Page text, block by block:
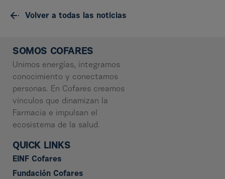
Volver a todas las noticias
SOMOS COFARES
Unimos energías, integramos
conocimiento y conectamos
personas. En Cofares creamos
vínculos que dinamizan la
Farmacia e impulsan el
ecosistema de la salud.
QUICK LINKS
EINF Cofares
Fundación Cofares